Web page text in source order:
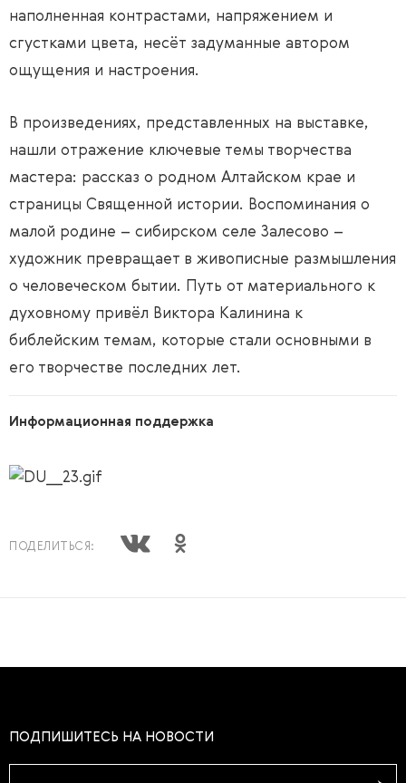
наполненная контрастами, напряжением и
сгустками цвета, несёт задуманные автором
ощущения и настроения.
В произведениях, представленных на выставке,
нашли отражение ключевые темы творчества
мастера: рассказ о родном Алтайском крае и
страницы Священной истории. Воспоминания о
малой родине – сибирском селе Залесово –
художник превращает в живописные размышления
о человеческом бытии. Путь от материального к
духовному привёл Виктора Калинина к
библейским темам, которые стали основными в
его творчестве последних лет.
Информационная поддержка
ПОДЕЛИТЬСЯ:
ПОДПИШИТЕСЬ НА НОВОСТИ